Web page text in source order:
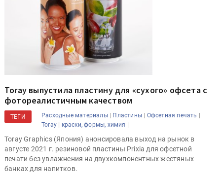
Toray выпустила пластину для «сухого» офсета с
фотореалистичным качеством
ТЕГИ Расходные материалы| Пластины | Офсетная печать |
Toray | краски, формы, химия |
Toray Graphics (Япония) анонсировала выход на рынок в
августе 2021 г. резиновой пластины Prixia для офсетной
печати без увлажнения на двухкомпонентных жестяных
банках для напитков.